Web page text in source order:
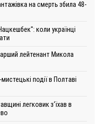
на смерть збила 48-
коли українці
лейтенант Микола
події в Полтаві
легковик з‘їхав в